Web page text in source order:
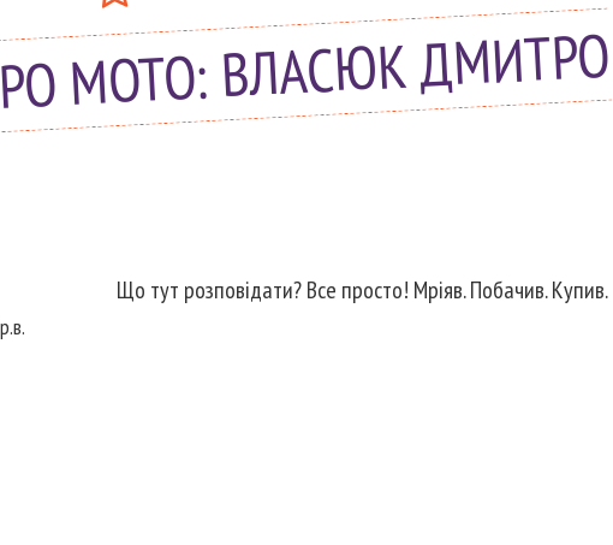
МОТО: ВЛАСЮК ДМИТРО
Що тут розповідати? Все просто! Мріяв. Побачив. Купив.